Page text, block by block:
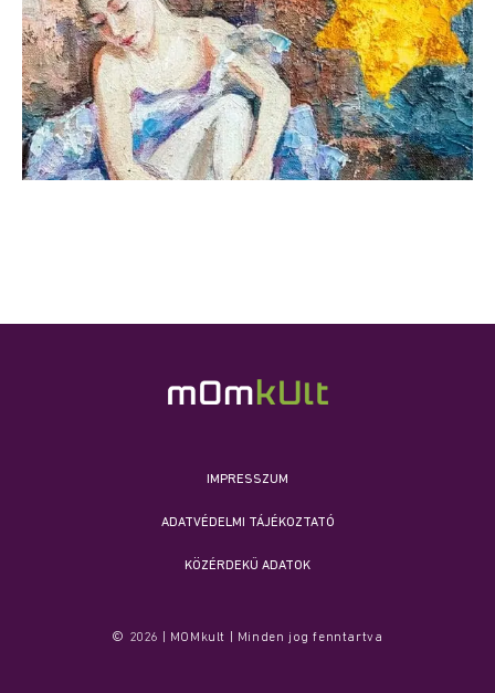
IMPRESSZUM
ADATVÉDELMI TÁJÉKOZTATÓ
KÖZÉRDEKŰ ADATOK
© 2026 | MOMkult | Minden jog fenntartva